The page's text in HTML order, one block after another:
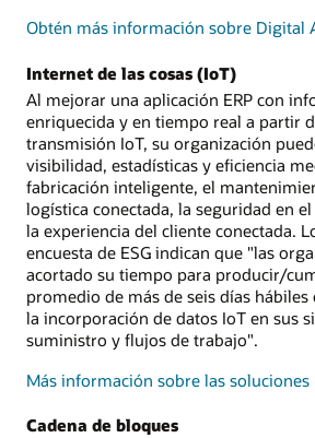
Obtén más información sobre Digital
Internet de las cosas (IoT)
Al mejorar una aplicación ERP con
enriquecida y en tiempo real a partir
transmisión IoT, su organización
visibilidad, estadísticas y eficiencia
fabricación inteligente, el
logística conectada, la seguridad en
la experiencia del cliente conectada.
encuesta de ESG indican que "las
acortado su tiempo para producir/
promedio de más de seis días
la incorporación de datos IoT en sus
suministro y flujos de trabajo".
Más información sobre las soluciones
Cadena de bloques